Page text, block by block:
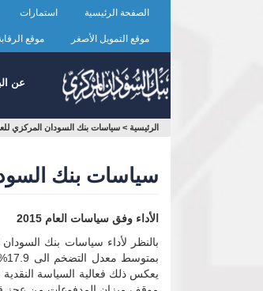
الصفحة الرئيسية استمارات
موقع التمويل الأصغر موقع
عن
أنت
الرئيسية > سياسات بنك السودان المركزي للعام
سياسات بنك
الأداء وفق سياسات العام 2015
يعكس ذلك فعالية السياسة